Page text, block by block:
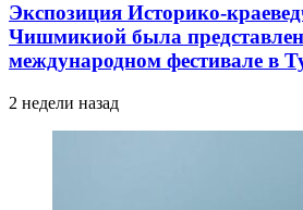
Экспозиция Историко-
Чишмикиой была
международном фестивале в
2 недели назад